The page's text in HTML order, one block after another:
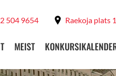
504 9654 Raekoja plats
MEIST